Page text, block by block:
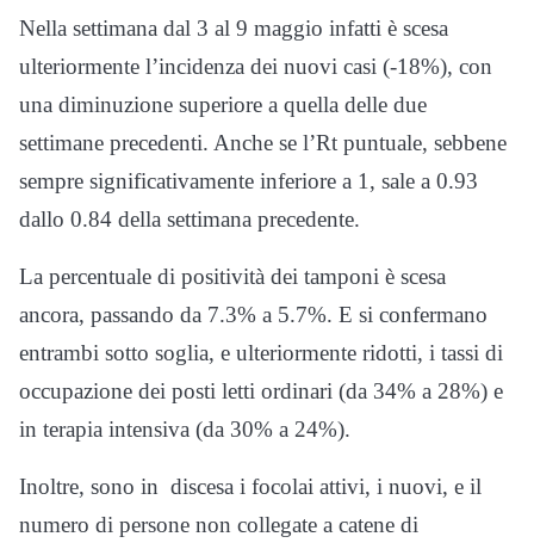
Nella settimana dal 3 al 9 maggio infatti è scesa
ulteriormente l’incidenza dei nuovi casi (-18%), con
una diminuzione superiore a quella delle due
settimane precedenti. Anche se l’Rt puntuale, sebbene
sempre significativamente inferiore a 1, sale a 0.93
dallo 0.84 della settimana precedente.
La percentuale di positività dei tamponi è scesa
ancora, passando da 7.3% a 5.7%. E si confermano
entrambi sotto soglia, e ulteriormente ridotti, i tassi di
occupazione dei posti letti ordinari (da 34% a 28%) e
in terapia intensiva (da 30% a 24%).
Inoltre, sono in discesa i focolai attivi, i nuovi, e il
numero di persone non collegate a catene di